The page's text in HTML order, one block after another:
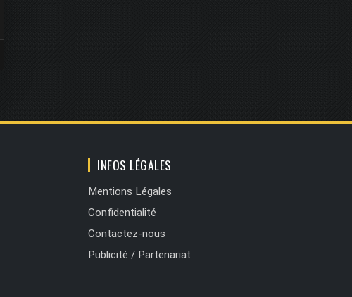
INFOS LÉGALES
Mentions Légales
Confidentialité
Contactez-nous
Publicité / Partenariat